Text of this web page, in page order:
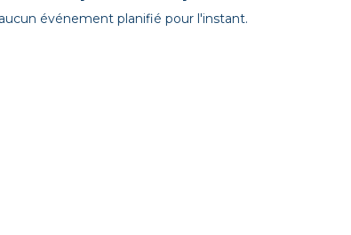
événement planifié pour l'instant.